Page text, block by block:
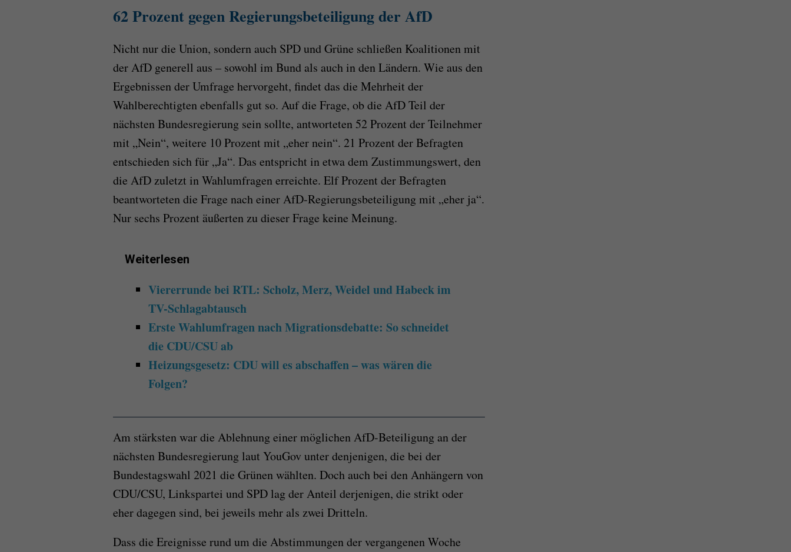
62 Prozent gegen Regierungsbeteiligung der AfD
Nicht nur die Union, sondern auch SPD und Grüne schließen Koalitionen mit
der AfD generell aus – sowohl im Bund als auch in den Ländern. Wie aus den
Ergebnissen der Umfrage hervorgeht, findet das die Mehrheit der
Wahlberechtigten ebenfalls gut so. Auf die Frage, ob die AfD Teil der
nächsten Bundesregierung sein sollte, antworteten 52 Prozent der Teilnehmer
mit „Nein“, weitere 10 Prozent mit „eher nein“. 21 Prozent der Befragten
entschieden sich für „Ja“. Das entspricht in etwa dem Zustimmungswert, den
die AfD zuletzt in Wahlumfragen erreichte. Elf Prozent der Befragten
beantworteten die Frage nach einer AfD-Regierungsbeteiligung mit „eher ja“.
Nur sechs Prozent äußerten zu dieser Frage keine Meinung.
Weiterlesen
Viererrunde bei RTL: Scholz, Merz, Weidel und Habeck im
TV-Schlagabtausch
Erste Wahlumfragen nach Migrationsdebatte: So schneidet
die CDU/CSU ab
Heizungsgesetz: CDU will es abschaffen – was wären die
Folgen?
Am stärksten war die Ablehnung einer möglichen AfD-Beteiligung an der
nächsten Bundesregierung laut YouGov unter denjenigen, die bei der
Bundestagswahl 2021 die Grünen wählten. Doch auch bei den Anhängern von
CDU/CSU, Linkspartei und SPD lag der Anteil derjenigen, die strikt oder
eher dagegen sind, bei jeweils mehr als zwei Dritteln.
Dass die Ereignisse rund um die Abstimmungen der vergangenen Woche